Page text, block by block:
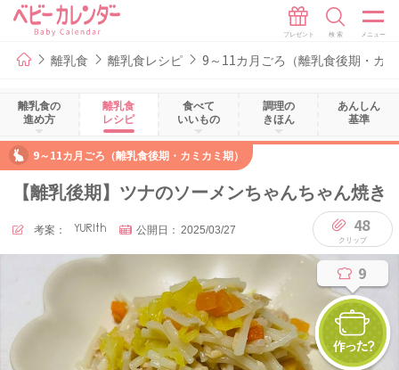
離乳食 離乳食レシピ 9～11カ月ごろ（離乳食後期・カ
離乳食の
進め方
離乳食
レシピ
食べて
いいもの
調理の
きほん
あんしん
基準
9～11カ月ごろ（離乳食後期・カミカミ期）
【離乳後期】ツナのソーメンちゃんちゃん焼き
考案： YURIth 公開日： 2025/03/27 48
9